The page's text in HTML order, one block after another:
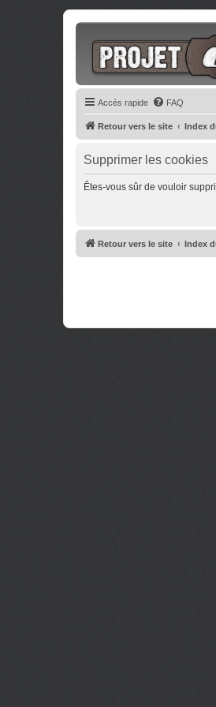
Accès rapide FAQ
Retour vers le site Index
Supprimer les cookies
Êtes-vous sûr de vouloir
Retour vers le site Index